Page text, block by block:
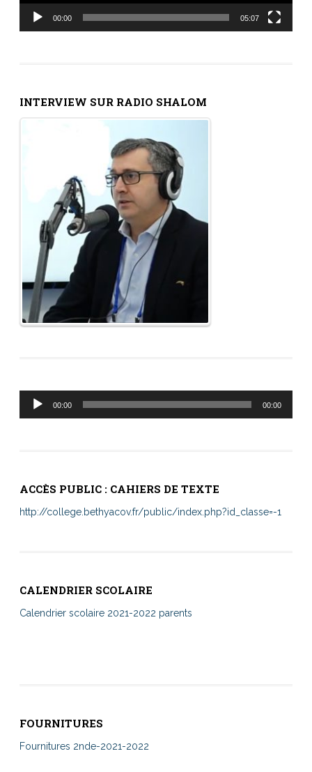
00:00 05:07
INTERVIEW SUR RADIO SHALOM
Lecteur
audio
00:00 00:00
ACCÈS PUBLIC : CAHIERS DE TEXTE
http://college.bethyacov.fr/public/index.php?id_classe=-1
CALENDRIER SCOLAIRE
Calendrier scolaire 2021-2022 parents
FOURNITURES
Fournitures 2nde-2021-2022